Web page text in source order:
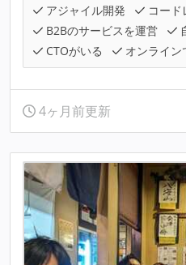
アジャイル開発
コー
B2Bのサービスを運営
CTOがいる
オンライン
4ヶ月前更新